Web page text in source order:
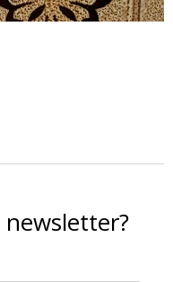
newsletter?